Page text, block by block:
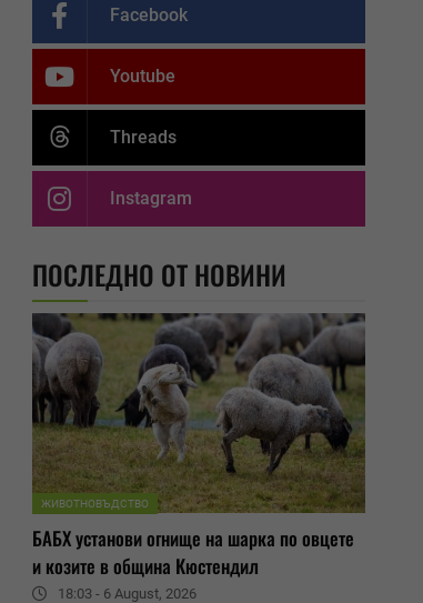
Facebook
Youtube
Threads
Instagram
ПОСЛЕДНО ОТ НОВИНИ
ЖИВОТНОВЪДСТВО
БАБХ установи огнище на шарка по овцете
и козите в община Кюстендил
18:03 - 6 August, 2026